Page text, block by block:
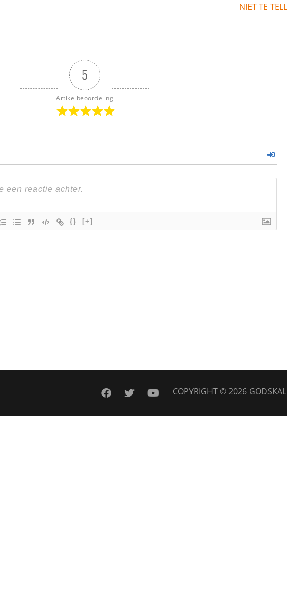
NIET TE
5
Artikelbeoordeling
{} [+]
facebook
twitteryoutube
COPYRIGHT © 2026